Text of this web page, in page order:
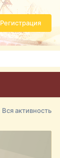
Регистрация
Вся активность